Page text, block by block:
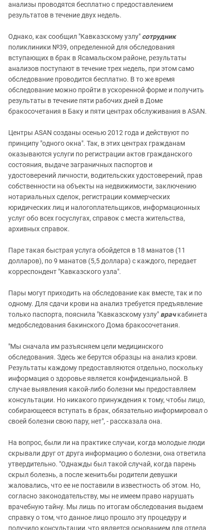
анализы проводятся бесплатно с предоставлением
результатов в течение двух недель.
Однако, как сообщил "Кавказскому узлу" сотрудник
поликлиники №39, определенной для обследования
вступающих в брак в Ясамальском районе, результаты
анализов поступают в течение трех недель, при этом само
обследование проводится бесплатно. В то же время
обследование можно пройти в ускоренной форме и получить
результаты в течение пяти рабочих дней в Доме
бракосочетания в Баку и пяти центрах обслуживания в ASAN.
Центры ASAN созданы осенью 2012 года и действуют по
принципу "одного окна". Так, в этих центрах гражданам
оказываются услуги по регистрации актов гражданского
состояния, выдаче заграничных паспортов и
удостоверений личности, водительских удостоверений, прав
собственности на объекты на недвижимости, заключению
нотариальных сделок, регистрации коммерческих
юридических лиц и налогоплательщиков, информационных
услуг обо всех госуслугах, справок с места жительства,
архивных справок.
Паре такая быстрая услуга обойдется в 18 манатов (11
долларов), по 9 манатов (5,5 доллара) с каждого, передает
корреспондент "Кавказского узла".
Пары могут приходить на обследование как вместе, так и по
одному. Для сдачи крови на анализ требуется предъявление
только паспорта, пояснила "Кавказскому узлу" врачкабинета
медобследования бакинского Дома бракосочетания.
"Мы сначала им разъясняем цели медицинского
обследования. Здесь же берутся образцы на анализ крови.
Результаты каждому предоставляются отдельно, поскольку
информация о здоровье является конфиденциальной. В
случае выявления какой-либо болезни мы предоставляем
консультации. Но никакого принуждения к тому, чтобы лицо,
собирающееся вступать в брак, обязательно информировал о
своей болезни свою пару, нет", - рассказала она.
На вопрос, были ли на практике случаи, когда молодые люди
скрывали друг от друга информацию о болезни, она ответила
утвердительно. "Однажды был такой случай, когда парень
скрыл болезнь, а после женитьбы родители девушки
жаловались, что ее не поставили в известность об этом. Но,
согласно законодательству, мы не имеем право нарушать
врачебную тайну. Мы лишь по итогам обследования выдаем
справку о том, что данное лицо прошло эту процедуру и
получило консультации, что является основанием для отдела